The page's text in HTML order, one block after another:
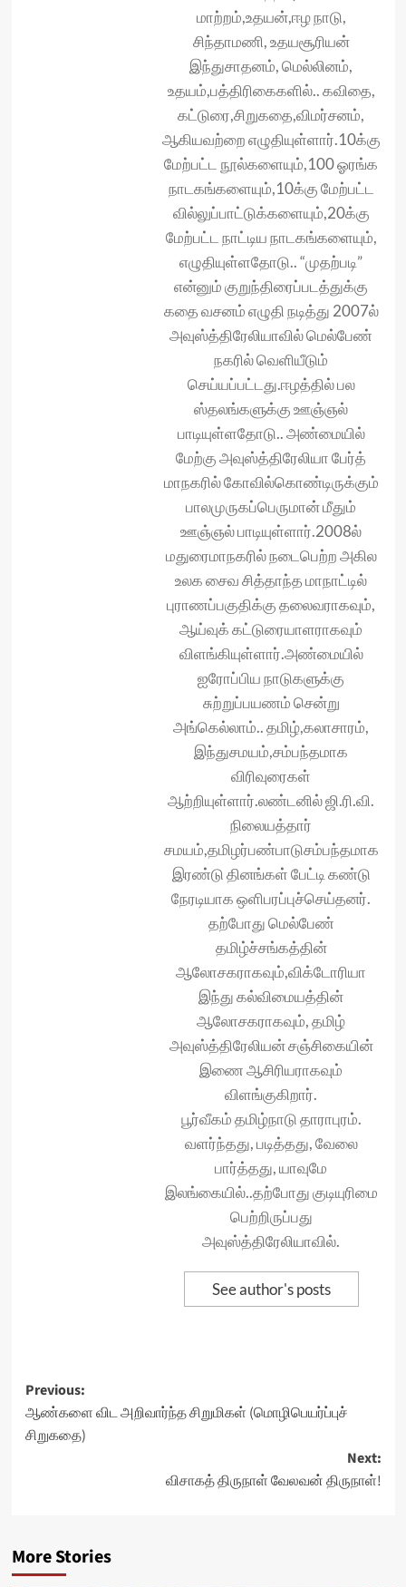
மாற்றம்,உதயன்,ஈழ நாடு,
சிந்தாமணி, உதயசூரியன்
இந்துசாதனம், மெல்லினம்,
உதயம்,பத்திரிகைகளில்.. கவிதை,
கட்டுரை,சிறுகதை,விமர்சனம்,
ஆகியவற்றை எழுதியுள்ளார்.10க்கு
மேற்பட்ட நூல்களையும்,100 ஓரங்க
நாடகங்களையும்,10க்கு மேற்பட்ட
வில்லுப்பாட்டுக்களையும்,20க்கு
மேற்பட்ட நாட்டிய நாடகங்களையும்,
எழுதியுள்ளதோடு.. “முதற்படி”
என்னும் குறுந்திரைப்படத்துக்கு
கதை வசனம் எழுதி நடித்து 2007ல்
அவுஸ்த்திரேலியாவில் மெல்பேண்
நகரில் வெளியீடும்
செய்யப்பட்டது.ஈழத்தில் பல
ஸ்தலங்க‌ளுக்கு ஊஞ்ஞல்
பாடியுள்ளதோடு.. அண்மையில்
மேற்கு அவுஸ்த்திரேலியா பேர்த்
மாநகரில் கோவில்கொண்டிருக்கும்
பாலமுருகப்பெருமான் மீதும்
ஊஞ்ஞல் பாடியுள்ளார்.2008ல்
மதுரைமாநகரில் நடைபெற்ற அகில
உலக சைவ‌ சித்தாந்த மாநாட்டில்
புராணப்பகுதிக்கு தலைவராகவும்,
ஆய்வுக் கட்டுரையாள‌ராகவும்
விளங்கியுள்ளார்.அண்மையில்
ஐரோப்பிய நாடுகளுக்கு
சுற்றுப்பயணம் சென்று
அங்கெல்லாம்.. தமிழ்,கலாசாரம்,
இந்துசமயம்,சம்பந்தமாக
விரிவுரைகள்
ஆற்றியுள்ளார்.லண்டனில் ஜி.ரி.வி.
நிலையத்தார்
சமயம்,தமிழர்பண்பாடுசம்பந்தமாக
இரண்டு தினங்கள் பேட்டி கண்டு
நேரடியாக ஒளிபரப்புச்செய்தனர்.
தற்போது மெல்பேண்
தமிழ்ச்சங்கத்தின்
ஆலோசகராகவும்,விக்டோரியா
இந்து கல்விமையத்தின்
ஆலோசகராகவும், தமிழ்
அவுஸ்த்திரேலியன் சஞ்சிகையின்
இணை ஆசிரியராகவும்
விளங்குகிறார்.
பூர்வீகம் தமிழ்நாடு தாராபுரம்.
வளர்ந்தது, படித்தது, வேலை
பார்த்தது, யாவுமே
இலங்கையில்..தற்போது குடியுரிமை
பெற்றிருப்பது
அவுஸ்த்திரேலியாவில்.
See author's posts
Post
navigation
Previous:
ஆண்களை விட அறிவார்ந்த சிறுமிகள் (மொழிபெயர்ப்புச்
சிறுகதை)
Next:
விசாகத் திருநாள் வேலவன் திருநாள்!
More Stories